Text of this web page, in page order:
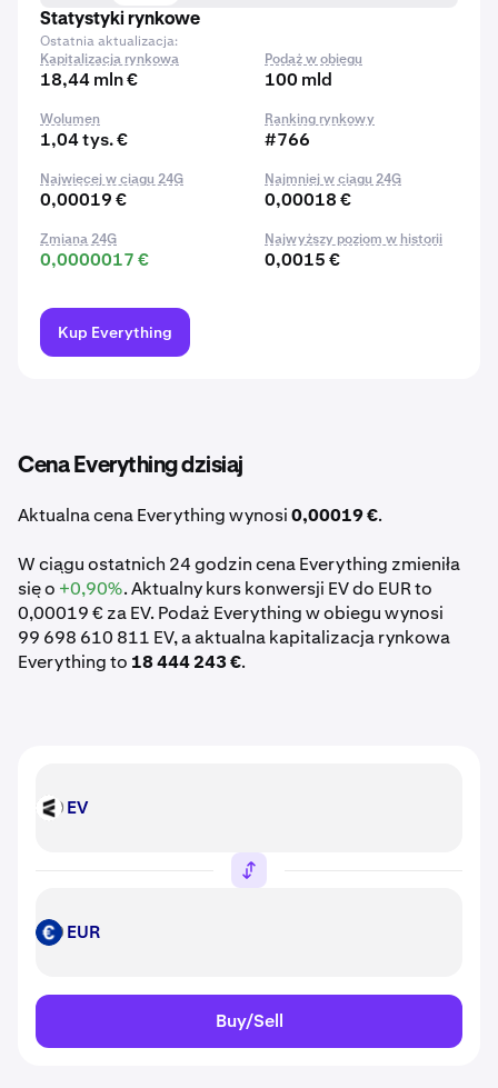
Statystyki rynkowe
Ostatnia aktualizacja:
Kapitalizacja rynkowa
18,44 mln €
Podaż w obiegu
100 mld
Wolumen
1,04 tys. €
Ranking rynkowy
#766
Najwięcej w ciągu 24G
0,00019 €
Najmniej w ciągu 24G
0,00018 €
Zmiana 24G
0,0000017 €
Najwyższy poziom w historii
0,0015 €
Kup Everything
Cena Everything dzisiaj
Aktualna cena Everything wynosi0,00019 €.
W ciągu ostatnich 24 godzin cena Everything zmieniła
się o +0,90%. Aktualny kurs konwersji EV do EUR to
0,00019 € za EV. Podaż Everything w obiegu wynosi
99 698 610 811 EV, a aktualna kapitalizacja rynkowa
Everything to 18 444 243 €.
EV EV
EUR EUR
Buy/Sell